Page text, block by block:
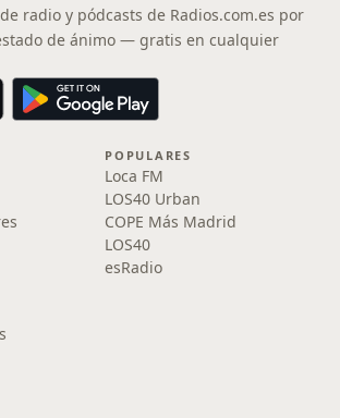
radio y pódcasts de Radios.com.es por
de ánimo — gratis en cualquier
POPULARES
Loca FM
LOS40 Urban
COPE Más Madrid
LOS40
esRadio